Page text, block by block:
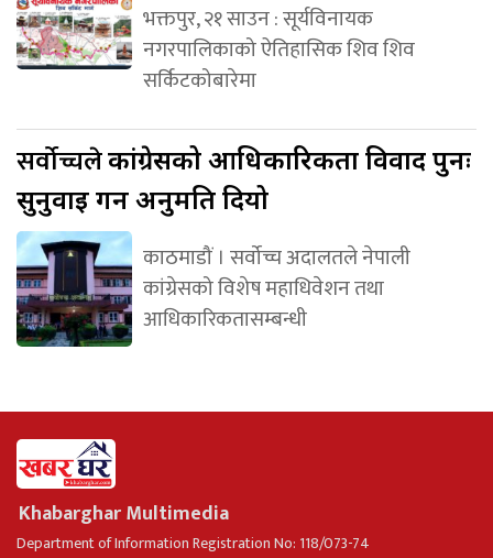
भक्तपुर, २१ साउन : सूर्यविनायक
नगरपालिकाको ऐतिहासिक शिव शिव
सर्किटकोबारेमा
सर्वोच्चलेकांग्रेसको आधिकारिकता विवाद पुनः
सुनुवाइ गर्न अनुमति दियो
काठमाडौं । सर्वोच्च अदालतले नेपाली
कांग्रेसको विशेष महाधिवेशन तथा
आधिकारिकतासम्बन्धी
Khabarghar Multimedia
Department of Information Registration No: 118/073-74